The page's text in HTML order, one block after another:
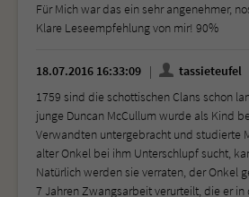
Für Mich war das ein sehr angenehmer,
Klare Leseempfehlung von mir! 90%
18.07.2016 16:33:09
tassieteufel
1759 sind die schottischen Clans schon
junge Duncan McCullum wurde als Kind
Verwandten untergebracht und studierte
alter Onkel bei ihm Unterschlupf sucht,
Natürlich werden sie verraten, der Onkel
7 Jahren Zwangsarbeit verurteilt, die er